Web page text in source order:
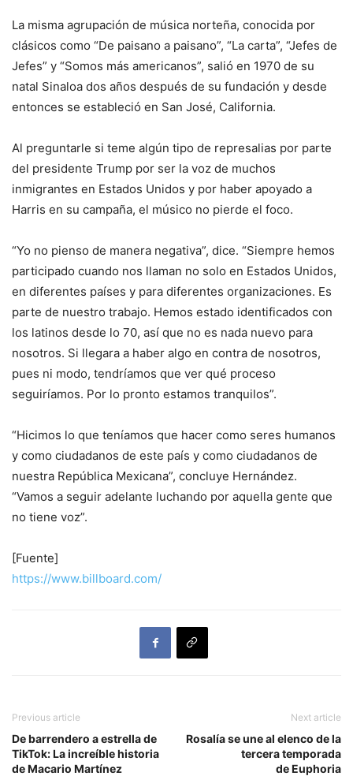
La misma agrupación de música norteña, conocida por
clásicos como “De paisano a paisano”, “La carta”, “Jefes de
Jefes” y “Somos más americanos”, salió en 1970 de su
natal Sinaloa dos años después de su fundación y desde
entonces se estableció en San José, California.
Al preguntarle si teme algún tipo de represalias por parte
del presidente Trump por ser la voz de muchos
inmigrantes en Estados Unidos y por haber apoyado a
Harris en su campaña, el músico no pierde el foco.
“Yo no pienso de manera negativa”, dice. “Siempre hemos
participado cuando nos llaman no solo en Estados Unidos,
en diferentes países y para diferentes organizaciones. Es
parte de nuestro trabajo. Hemos estado identificados con
los latinos desde lo 70, así que no es nada nuevo para
nosotros. Si llegara a haber algo en contra de nosotros,
pues ni modo, tendríamos que ver qué proceso
seguiríamos. Por lo pronto estamos tranquilos”.
“Hicimos lo que teníamos que hacer como seres humanos
y como ciudadanos de este país y como ciudadanos de
nuestra República Mexicana”, concluye Hernández.
“Vamos a seguir adelante luchando por aquella gente que
no tiene voz”.
[Fuente]
https://www.billboard.com/
Previous article
De barrendero a estrella de
TikTok: La increíble historia
de Macario Martínez
Next article
Rosalía se une al elenco de la
tercera temporada
de Euphoria